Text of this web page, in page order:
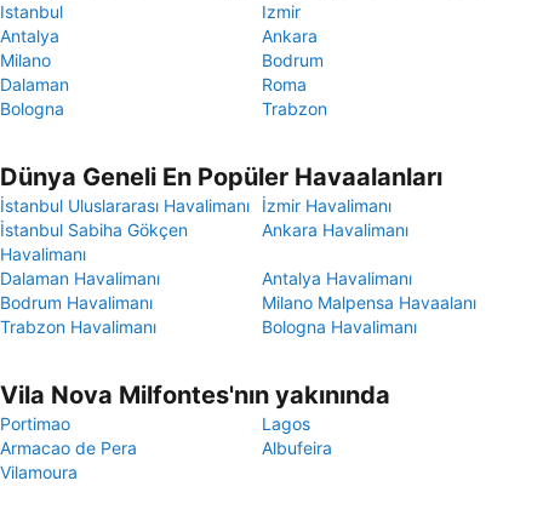
Istanbul
Izmir
Antalya
Ankara
Milano
Bodrum
Dalaman
Roma
Bologna
Trabzon
Dünya Geneli En Popüler Havaalanları
İstanbul Uluslararası Havalimanı
İzmir Havalimanı
İstanbul Sabiha Gökçen
Havalimanı
Ankara Havalimanı
Dalaman Havalimanı
Antalya Havalimanı
Bodrum Havalimanı
Milano Malpensa Havaalanı
Trabzon Havalimanı
Bologna Havalimanı
Vila Nova Milfontes'nın yakınında
Portimao
Lagos
Armacao de Pera
Albufeira
Vilamoura